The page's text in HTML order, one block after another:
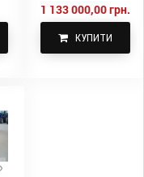
1 133 000,00 грн.
КУПИТИ